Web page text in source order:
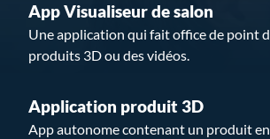
App Visualiseur de salon
Une application qui fait office de point
produits 3D ou des vidéos.
Application produit 3D
App autonome contenant un produit